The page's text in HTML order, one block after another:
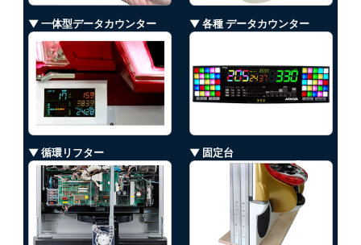
▼ 一体型データカウンター ▼ 各種 データカウンター
▼ 循環リフター ▼ 固定台